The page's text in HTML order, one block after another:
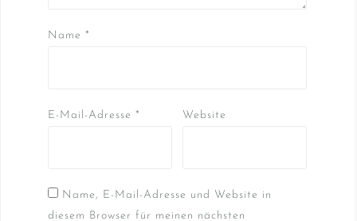
Name *
E-Mail-Adresse * Website
Name, E-Mail-Adresse und Website in
diesem Browser für meinen nächsten